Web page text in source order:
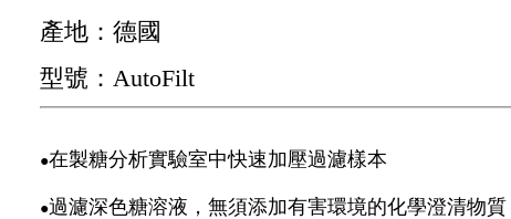
產地：德國
型號：AutoFilt
●在製糖分析實驗室中快速加壓過濾樣本
●過濾深色糖溶液，無須添加有害環境的化學澄清物質